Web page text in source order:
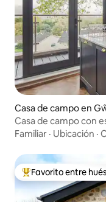
Casa de campo en
Casa de campo con
Familiar · Ubicación ·
Favorito entre
Favorito entre